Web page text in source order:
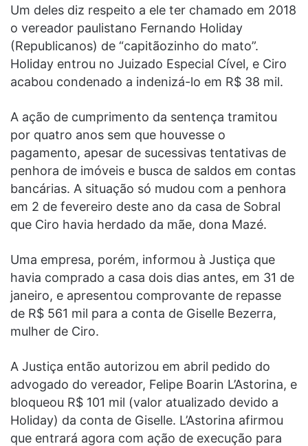
Um deles diz respeito a ele ter chamado em 2018
o vereador paulistano Fernando Holiday
(Republicanos) de “capitãozinho do mato”.
Holiday entrou no Juizado Especial Cível, e Ciro
acabou condenado a indenizá-lo em R$ 38 mil.
A ação de cumprimento da sentença tramitou
por quatro anos sem que houvesse o
pagamento, apesar de sucessivas tentativas de
penhora de imóveis e busca de saldos em contas
bancárias. A situação só mudou com a penhora
em 2 de fevereiro deste ano da casa de Sobral
que Ciro havia herdado da mãe, dona Mazé.
Uma empresa, porém, informou à Justiça que
havia comprado a casa dois dias antes, em 31 de
janeiro, e apresentou comprovante de repasse
de R$ 561 mil para a conta de Giselle Bezerra,
mulher de Ciro.
A Justiça então autorizou em abril pedido do
advogado do vereador, Felipe Boarin L’Astorina, e
bloqueou R$ 101 mil (valor atualizado devido a
Holiday) da conta de Giselle. L’Astorina afirmou
que entrará agora com ação de execução para